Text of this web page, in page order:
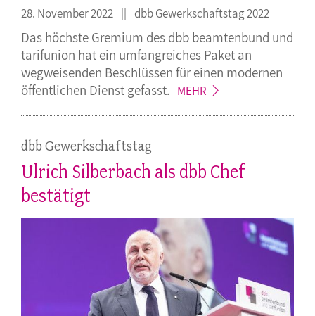
28. November 2022 dbb Gewerkschaftstag 2022
Das höchste Gremium des dbb beamtenbund und
tarifunion hat ein umfangreiches Paket an
wegweisenden Beschlüssen für einen modernen
öffentlichen Dienst gefasst. MEHR
dbb Gewerkschaftstag
Ulrich Silberbach als dbb Chef
bestätigt